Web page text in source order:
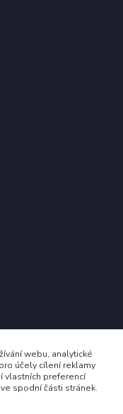
webu, analytické
účely cílení reklamy
vlastních preferencí
spodní části stránek.